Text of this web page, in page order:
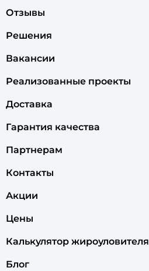
Отзывы
Решения
Вакансии
Реализованные проекты
Доставка
Гарантия качества
Партнерам
Контакты
Акции
Цены
Калькулятор жироуловителя
Блог